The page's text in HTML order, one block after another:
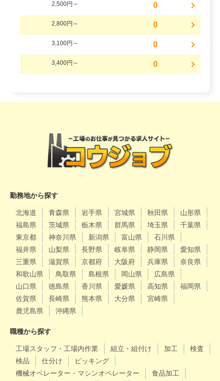
2,500円～ 0
2,800円～ 0
3,100円～ 0
3,400円～ 0
勤務地から探す
北海道 青森県 岩手県 宮城県 秋田県
山形県
福島県
茨城県 栃木県 群馬県 埼玉県
千葉県
東京都
神奈川県 新潟県 富山県
石川県
福井県
山梨県 長野県 岐阜県 静岡県
愛知県
三重県
滋賀県 京都府 大阪府 兵庫県
奈良県
和歌山県
鳥取県 島根県 岡山県
広島県
山口県
徳島県 香川県 愛媛県 高知県
福岡県
佐賀県
長崎県 熊本県 大分県
宮崎県
鹿児島県
沖縄県
職種から探す
工場スタッフ・工場内作業 組立・組付け 加工
検査
検品
仕分け
ピッキング
機械オペレーター・マシンオペレーター
食品加工